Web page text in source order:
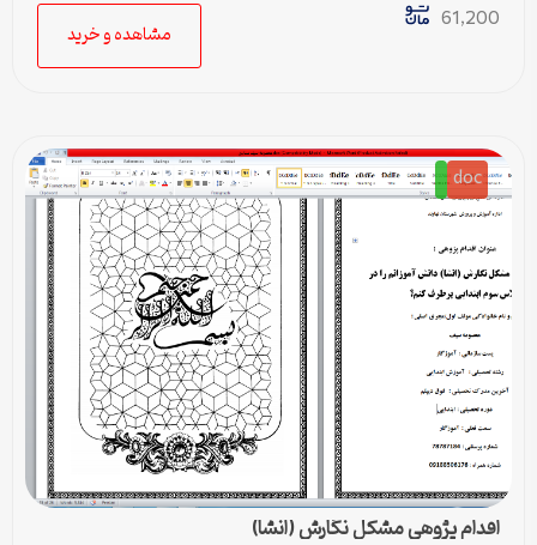
61,200
مشاهده و خرید
doc
اقدام پژوهی مشکل نگارش (انشا)